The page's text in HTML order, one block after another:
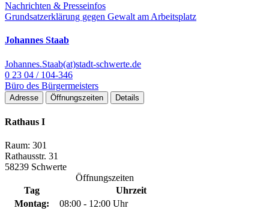
Nachrichten & Presseinfos
Grundsatzerklärung gegen Gewalt am Arbeitsplatz
Johannes Staab
Johannes.Staab(at)stadt-schwerte.de
0 23 04 / 104-346
Büro des Bürgermeisters
Adresse Öffnungszeiten Details
Rathaus I
Raum: 301
Rathausstr. 31
58239 Schwerte
Öffnungszeiten
Tag
Uhrzeit
Montag:
08:00 - 12:00 Uhr